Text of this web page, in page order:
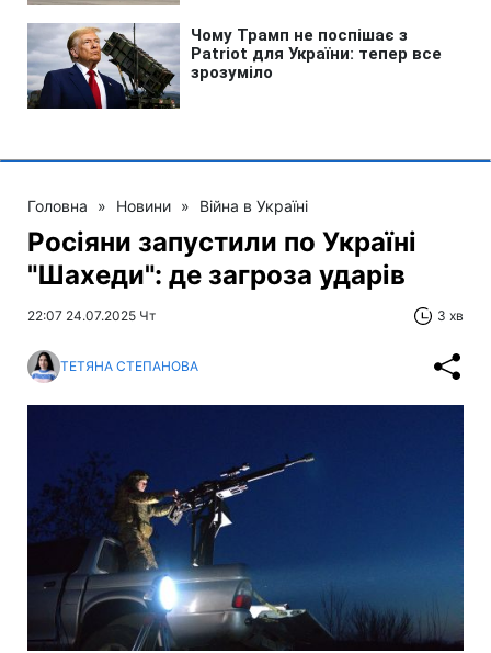
Головна » Новини » Війна в Україні
Росіяни запустили по Україні
"Шахеди": де загроза ударів
22:07 24.07.2025 Чт 3 хв
ТЕТЯНА СТЕПАНОВА